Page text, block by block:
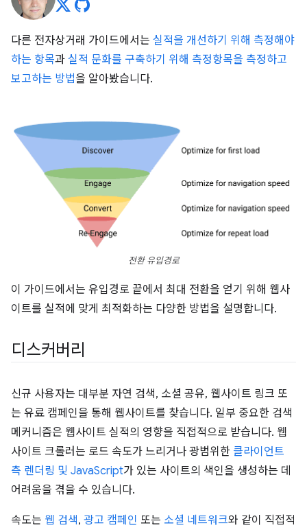
다른 전자상거래 가이드에서는 실적을 개선하기 위해 측정해야
하는 항목과 실적 문화를 구축하기 위해 측정항목을 측정하고
보고하는 방법을 알아봤습니다.
전환 유입경로
이 가이드에서는 유입경로 끝에서 최대 전환을 얻기 위해 웹사
이트를 실적에 맞게 최적화하는 다양한 방법을 설명합니다.
디스커버리
신규 사용자는 대부분 자연 검색, 소셜 공유, 웹사이트 링크 또
는 유료 캠페인을 통해 웹사이트를 찾습니다. 일부 중요한 검색
메커니즘은 웹사이트 실적의 영향을 직접적으로 받습니다. 웹
사이트 크롤러는 로드 속도가 느리거나 광범위한 클라이언트
측 렌더링 및 JavaScript가 있는 사이트의 색인을 생성하는 데
어려움을 겪을 수 있습니다.
속도는 웹 검색, 광고 캠페인 또는 소셜 네트워크와 같이 직접적